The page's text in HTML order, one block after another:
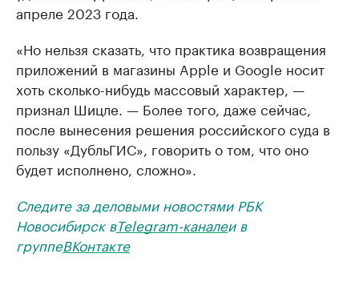
апреле 2023 года.
«Но нельзя сказать, что практика возвращения
приложений в магазины Apple и Google носит
хоть сколько-нибудь массовый характер, —
признал Шицле. — Более того, даже сейчас,
после вынесения решения российского суда в
пользу «ДубльГИС», говорить о том, что оно
будет исполнено, сложно».
Следите за деловыми новостями РБК
Новосибирск вTelegram-каналеи в
группеВКонтакте